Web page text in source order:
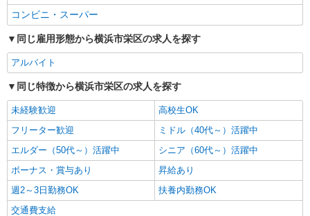
コンビニ・スーパー
同じ雇用形態から横浜市栄区の求人を探す
アルバイト
同じ特徴から横浜市栄区の求人を探す
未経験歓迎
高校生OK
フリーター歓迎
ミドル（40代～）活躍中
エルダー（50代～）活躍中
シニア（60代～）活躍中
ボーナス・賞与あり
昇給あり
週2～3日勤務OK
扶養内勤務OK
交通費支給